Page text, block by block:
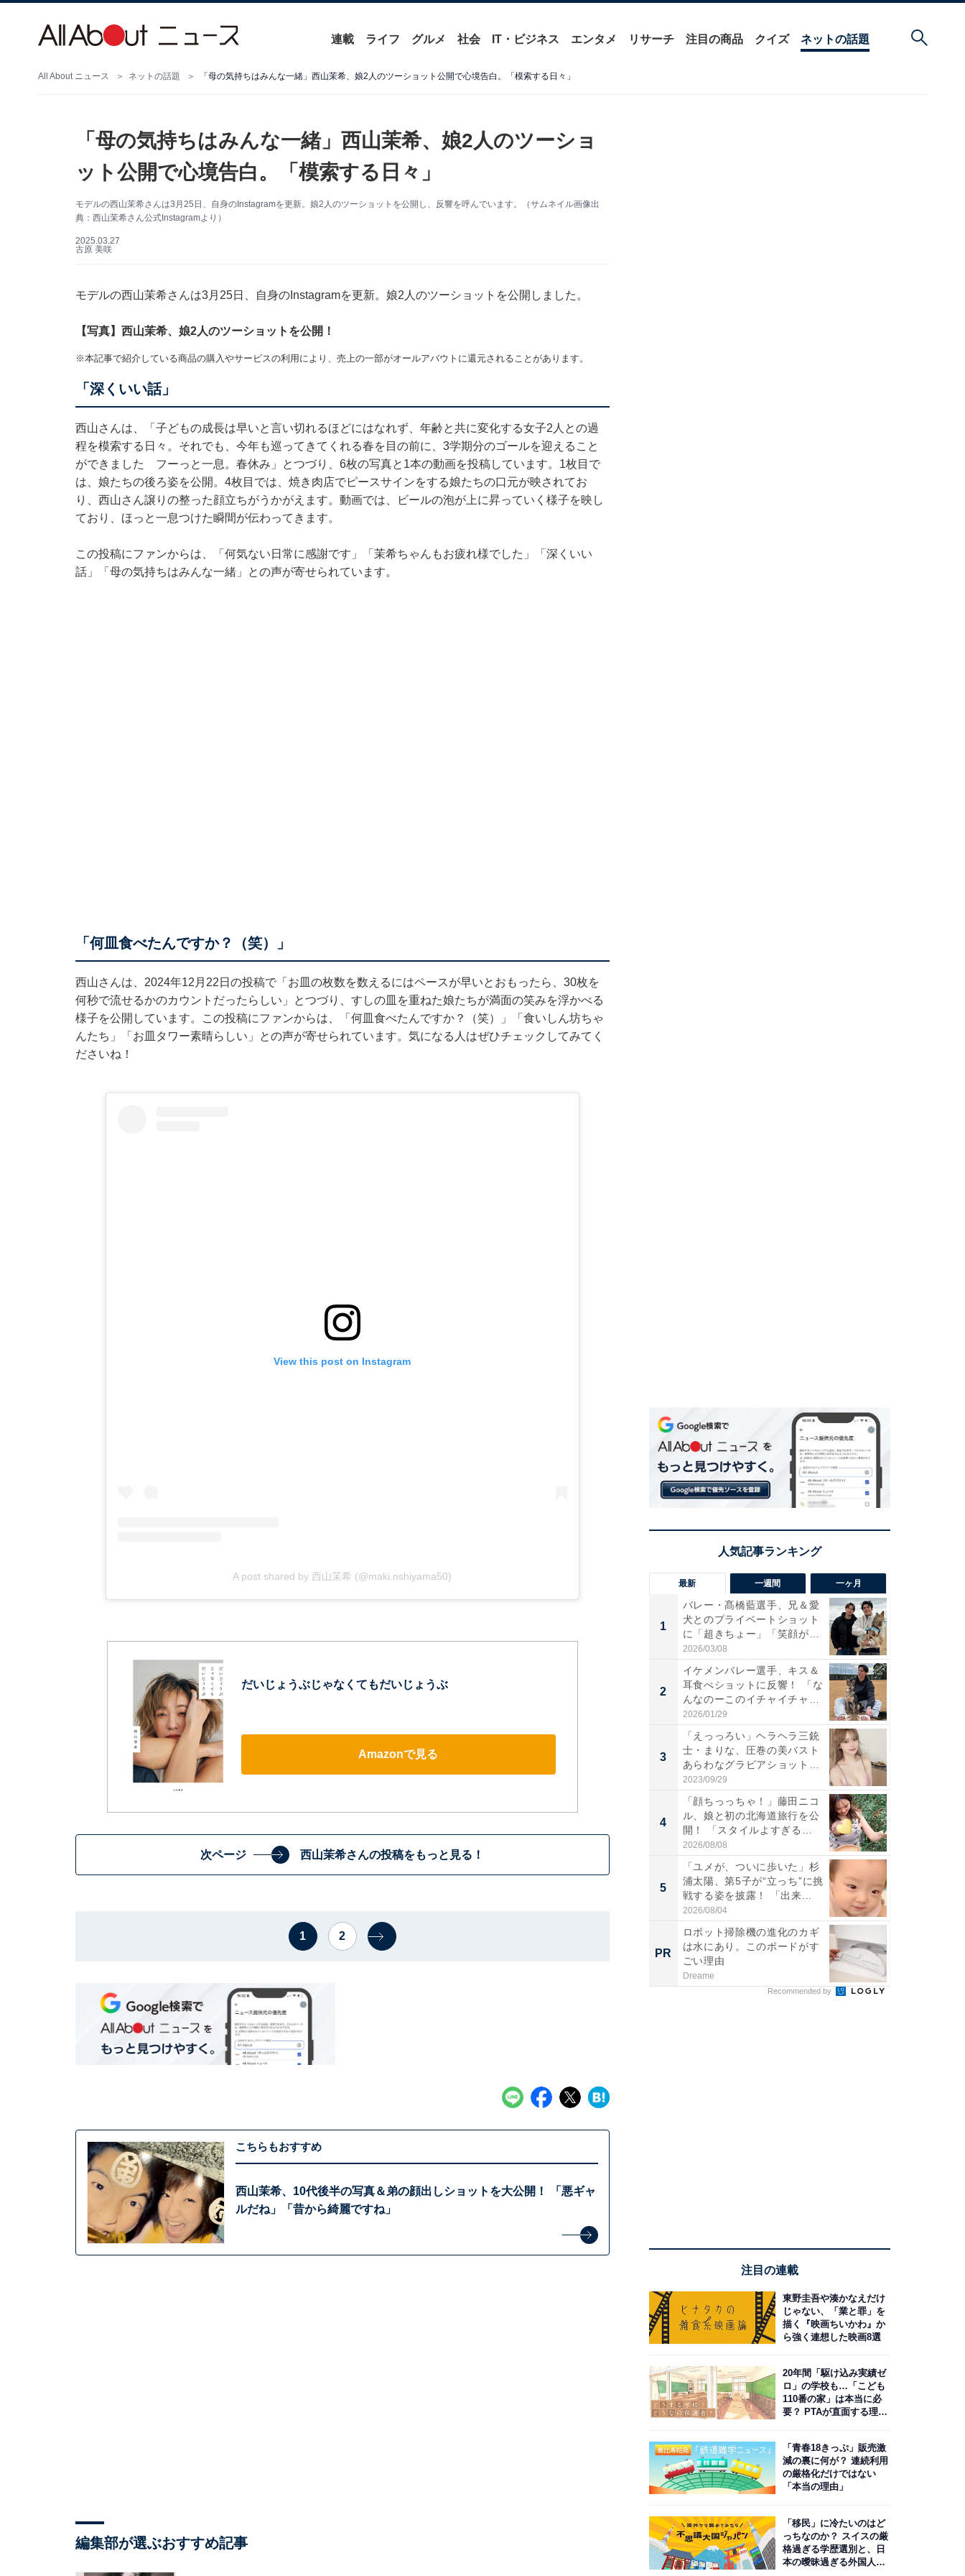
連載 ライフ グルメ 社会 IT・ビジネス エンタメ リサーチ 注目の商品 クイズ ネットの話題
All About ニュース ネットの話題 「母の気持ちはみんな一緒」西山茉希、娘2人のツーショット公開で心境告白。「模索する日々」
「母の気持ちはみんな一緒」西山茉希、娘2人のツーショ
ット公開で心境告白。「模索する日々」
モデルの西山茉希さんは3月25日、自身のInstagramを更新。娘2人のツーショットを公開し、反響を呼んでいます。（サムネイル画像出
典：西山茉希さん公式Instagramより）
2025.03.27
古原 美咲
モデルの西山茉希さんは3月25日、自身のInstagramを更新。娘2人のツーショットを公開しました。
【写真】西山茉希、娘2人のツーショットを公開！
※本記事で紹介している商品の購入やサービスの利用により、売上の一部がオールアバウトに還元されることがあります。
「深くいい話」
西山さんは、「子どもの成長は早いと言い切れるほどにはなれず、年齢と共に変化する女子2人との過
程を模索する日々。それでも、今年も巡ってきてくれる春を目の前に、3学期分のゴールを迎えること
ができました フーっと一息。春休み」とつづり、6枚の写真と1本の動画を投稿しています。1枚目で
は、娘たちの後ろ姿を公開。4枚目では、焼き肉店でピースサインをする娘たちの口元が映されてお
り、西山さん譲りの整った顔立ちがうかがえます。動画では、ビールの泡が上に昇っていく様子を映し
ており、ほっと一息つけた瞬間が伝わってきます。
この投稿にファンからは、「何気ない日常に感謝です」「茉希ちゃんもお疲れ様でした」「深くいい
話」「母の気持ちはみんな一緒」との声が寄せられています。
「何皿食べたんですか？（笑）」
西山さんは、2024年12月22日の投稿で「お皿の枚数を数えるにはペースが早いとおもったら、30枚を
何秒で流せるかのカウントだったらしい」とつづり、すしの皿を重ねた娘たちが満面の笑みを浮かべる
様子を公開しています。この投稿にファンからは、「何皿食べたんですか？（笑）」「食いしん坊ちゃ
んたち」「お皿タワー素晴らしい」との声が寄せられています。気になる人はぜひチェックしてみてく
ださいね！
View this post on Instagram
A post shared by 西山茉希 (@maki.nshiyama50)
だいじょうぶじゃなくてもだいじょうぶ
Amazonで見る
次ページ 西山茉希さんの投稿をもっと見る！
1 2
こちらもおすすめ
西山茉希、10代後半の写真＆弟の顔出しショットを大公開！ 「悪ギャ
ルだね」「昔から綺麗ですね」
編集部が選ぶおすすめ記事
最新 一週間 一ヶ月
1
バレー・髙橋藍選手、兄＆愛
犬とのプライベートショット
に「超きちょー」「笑顔が見
れ...
2026/03/08
2
イケメンバレー選手、キス＆
耳食べショットに反響！ 「な
んなのーこのイチャイチャ
感...
2026/01/29
3
「えっっろい」ヘラヘラ三銃
士・まりな、圧巻の美バスト
あらわなグラビアショット公
開...
2023/09/29
4
「顔ちっっちゃ！」藤田ニコ
ル、娘と初の北海道旅行を公
開！ 「スタイルよすぎる
よ〜...
2026/08/08
5
「ユメが、ついに歩いた」杉
浦太陽、第5子が“立っち”に挑
戦する姿を披露！ 「出来...
2026/08/04
PR
ロボット掃除機の進化のカギ
は水にあり。このボードがす
ごい理由
Dreame
Recommended by
注目の連載
東野圭吾や湊かなえだけ
じゃない、「業と罪」を
描く『映画ちいかわ』か
ら強く連想した映画8選
20年間「駆け込み実績ゼ
ロ」の学校も…「こども
110番の家」は本当に必
要？ PTAが直面する理想
「青春18きっぷ」販売激
減の裏に何が？ 連続利用
の厳格化だけではない
「本当の理由」
「移民」に冷たいのはど
っちなのか？ スイスの厳
格過ぎる学歴選別と、日
本の曖昧過ぎる外国人政